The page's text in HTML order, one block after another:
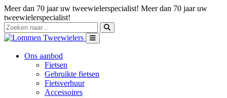
Meer dan 70 jaar uw tweewielerspecialist! Meer dan 70 jaar uw
tweewielerspecialist!
Ons aanbod
Fietsen
Gebruikte fietsen
Fietsverhuur
Accessoires